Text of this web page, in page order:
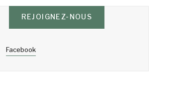
REJOIGNEZ-NOUS
Facebook